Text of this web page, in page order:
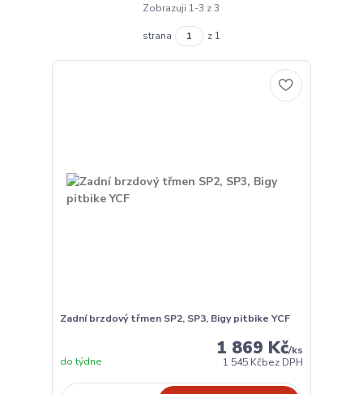
Zobrazuji 1-3 z 3
strana z 1
Zadní brzdový třmen SP2, SP3, Bigy pitbike YCF
1 869 Kč/ks
1 545 Kčbez DPH
do týdne